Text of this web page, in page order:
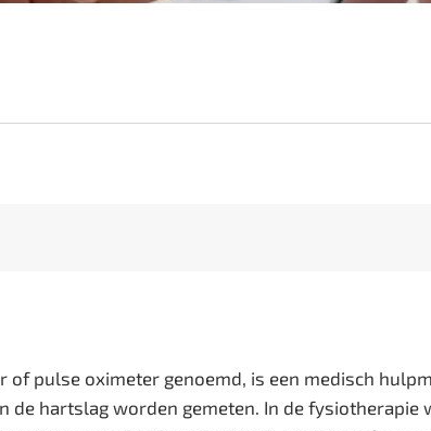
pulse oximeter genoemd, is een medisch
de hartslag worden gemeten. In de fysiotherapie